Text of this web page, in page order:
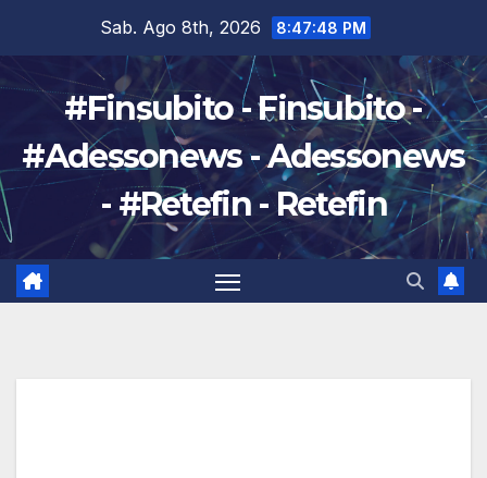
contenuto
Sab. Ago 8th, 2026 8:47:49 PM
#Finsubito - Finsubito -
#Adessonews - Adessonews
- #Retefin - Retefin